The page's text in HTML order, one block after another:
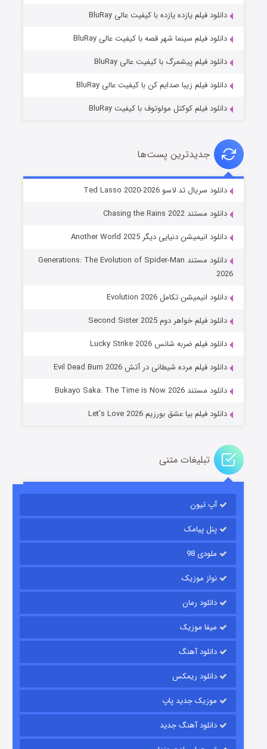
خاندان اژدها فصل ۳
جادوگری در مغولستان
باب اسفنجی فصل ۱۷
قسمت۶ (زیرنویس) منتشر شد
قسمت۱۵ (دوبله) منتشر شد
دانلود فیلم یازده یازده با کیفیت عالی BluRay
دانلود فیلم سینما شهر قصه با کیفیت عالی BluRay
دانلود فیلم پیشمرگ با کیفیت عالی BluRay
دانلود فیلم زیبا صدایم کن با کیفیت عالی BluRay
دانلود فیلم کوکتل مولوتوف با کیفیت BluRay
جدیدترین پست‌ها
دانلود سریال تد لاسو Ted Lasso 2020-2026
دانلود مستند Chasing the Rains 2022
دانلود انیمیشن دنیایی دیگر Another World 2025
دانلود مستند Generations: The Evolution of Spider-Man
2026
دانلود انیمیشن تکامل Evolution 2026
دانلود فیلم خواهر دوم Second Sister 2025
دانلود فیلم ضربه شانس Lucky Strike 2026
دانلود فیلم مرده شیطانی در آتش Evil Dead Burn 2026
دانلود مستند Bukayo Saka: The Time is Now 2026
دانلود فیلم بیا عشق بورزیم Let’s Love 2026
تبلیغات متنی
آپ تیون
پنل پیامک
ملودی 98
نواز موزیک
دانلود رمان
میفا موزیک
دانلود آهنگ
دانلود ریمکس
موزیک جدید پاپ
دانلود آهنگ جدید